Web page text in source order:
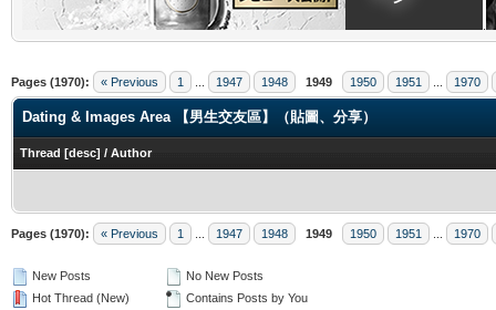
Pages (1970): « Previous 1 1947 1948 1949 1950 1951 1970
Dating & Images Area 【男生交友區】（貼圖、分享）
Thread [desc] / Author
Pages (1970): « Previous 1 1947 1948 1949 1950 1951 1970
New Posts
Hot Thread (New)
No New Posts
Contains Posts by You